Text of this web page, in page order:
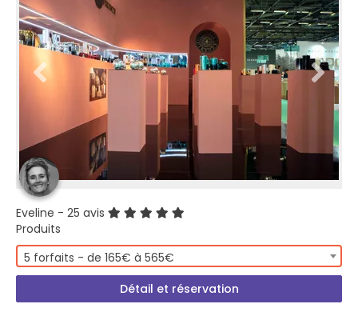
Eveline - 25 avis
Produits
5 forfaits - de 165€ à 565€
Détail et réservation